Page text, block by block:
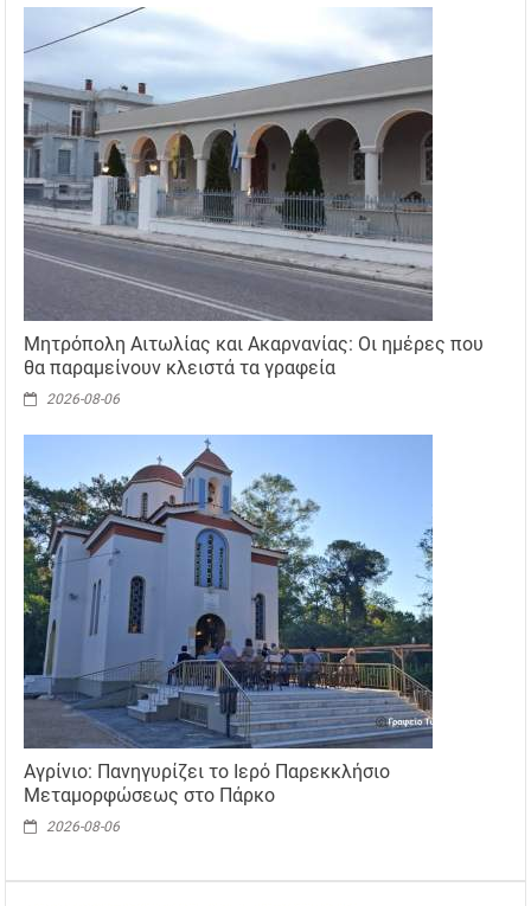
Μητρόπολη Αιτωλίας και Ακαρνανίας: Οι ημέρες που
θα παραμείνουν κλειστά τα γραφεία
2026-08-06
Αγρίνιο: Πανηγυρίζει το Ιερό Παρεκκλήσιο
Μεταμορφώσεως στο Πάρκο
2026-08-06